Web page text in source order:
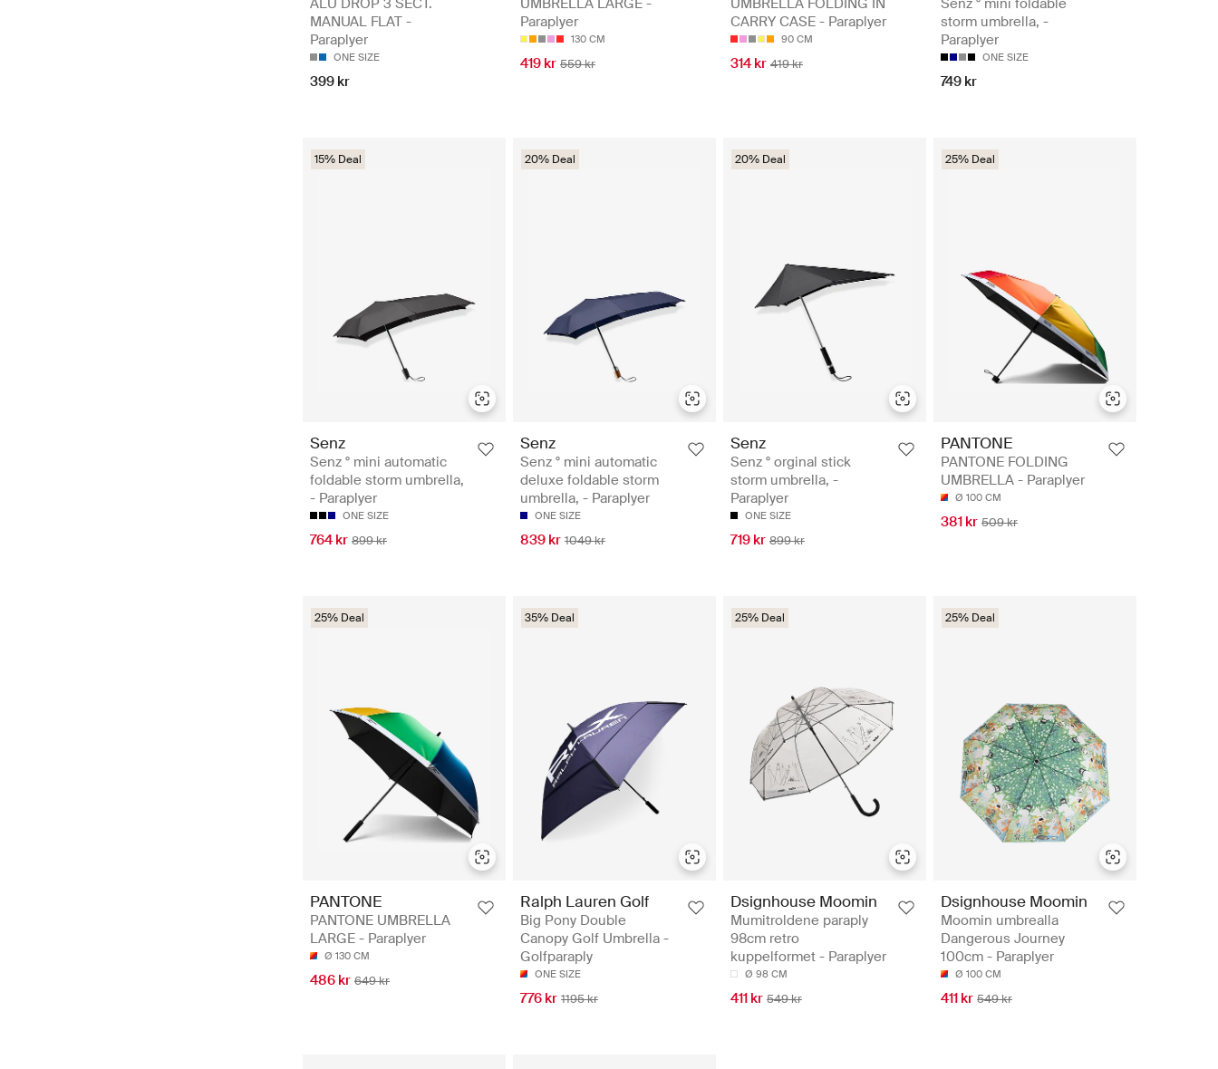
MANUAL FLAT -
Paraplyer
ONE SIZE
399 kr
Paraplyer
130 CM
419 kr 559 kr
CARRY CASE - Paraplyer
90 CM
314 kr 419 kr
storm umbrella, -
Paraplyer
ONE SIZE
749 kr
15% Deal
Senz
Senz ° mini automatic
foldable storm umbrella,
- Paraplyer
ONE SIZE
764 kr 899 kr
20% Deal
Senz
Senz ° mini automatic
deluxe foldable storm
umbrella, - Paraplyer
ONE SIZE
839 kr 1049 kr
20% Deal
Senz
Senz ° orginal stick
storm umbrella, -
Paraplyer
ONE SIZE
719 kr 899 kr
25% Deal
PANTONE
PANTONE FOLDING
UMBRELLA - Paraplyer
Ø 100 CM
381 kr 509 kr
25% Deal
PANTONE
PANTONE UMBRELLA
LARGE - Paraplyer
Ø 130 CM
486 kr 649 kr
35% Deal
Ralph Lauren Golf
Big Pony Double
Canopy Golf Umbrella -
Golfparaply
ONE SIZE
776 kr 1195 kr
25% Deal
Dsignhouse Moomin
Mumitroldene paraply
98cm retro
kuppelformet - Paraplyer
Ø 98 CM
411 kr 549 kr
25% Deal
Dsignhouse Moomin
Moomin umbrealla
Dangerous Journey
100cm - Paraplyer
Ø 100 CM
411 kr 549 kr